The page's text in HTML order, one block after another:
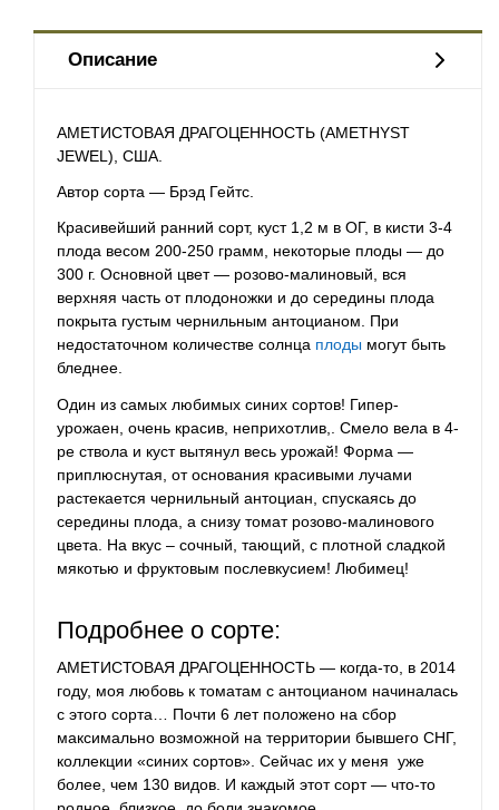
Описание
АМЕТИСТОВАЯ ДРАГОЦЕННОСТЬ (AMETHYST
JEWEL), США.
Автор сорта — Брэд Гейтс.
Красивейший ранний сорт, куст 1,2 м в ОГ, в кисти 3-4
плода весом 200-250 грамм, некоторые плоды — до
300 г. Основной цвет — розово-малиновый, вся
верхняя часть от плодоножки и до середины плода
покрыта густым чернильным антоцианом. При
недостаточном количестве солнца плоды могут быть
бледнее.
Один из самых любимых синих сортов! Гипер-
урожаен, очень красив, неприхотлив,. Смело вела в 4-
ре ствола и куст вытянул весь урожай! Форма —
приплюснутая, от основания красивыми лучами
растекается чернильный антоциан, спускаясь до
середины плода, а снизу томат розово-малинового
цвета. На вкус – сочный, тающий, с плотной сладкой
мякотью и фруктовым послевкусием! Любимец!
Подробнее о сорте:
АМЕТИСТОВАЯ ДРАГОЦЕННОСТЬ — когда-то, в 2014
году, моя любовь к томатам с антоцианом начиналась
с этого сорта… Почти 6 лет положено на сбор
максимально возможной на территории бывшего СНГ,
коллекции «синих сортов». Сейчас их у меня уже
более, чем 130 видов. И каждый этот сорт — что-то